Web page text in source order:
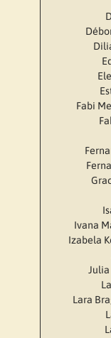
Fabi
Ivana
Izabela
Lara